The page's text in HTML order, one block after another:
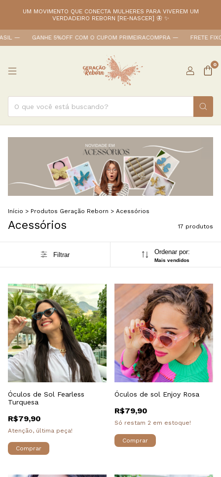
UM MOVIMENTO QUE CONECTA MULHERES PARA VIVEREM UM
VERDADEIRO REBORN [RE-NASCER] 🦋 ✨
— GANHE 5%OFF COM O CUPOM PRIMEIRACOMPRA ㅤ— FRETE FIXO DE
0
Início > Produtos Geração Reborn > Acessórios
Acessórios 17 produtos
Filtrar Ordenar por:
Mais vendidos
Óculos de Sol Fearless
Turquesa
R$79,90
Atenção, última peça!
Óculos de sol Enjoy Rosa
R$79,90
Só restam 2 em estoque!